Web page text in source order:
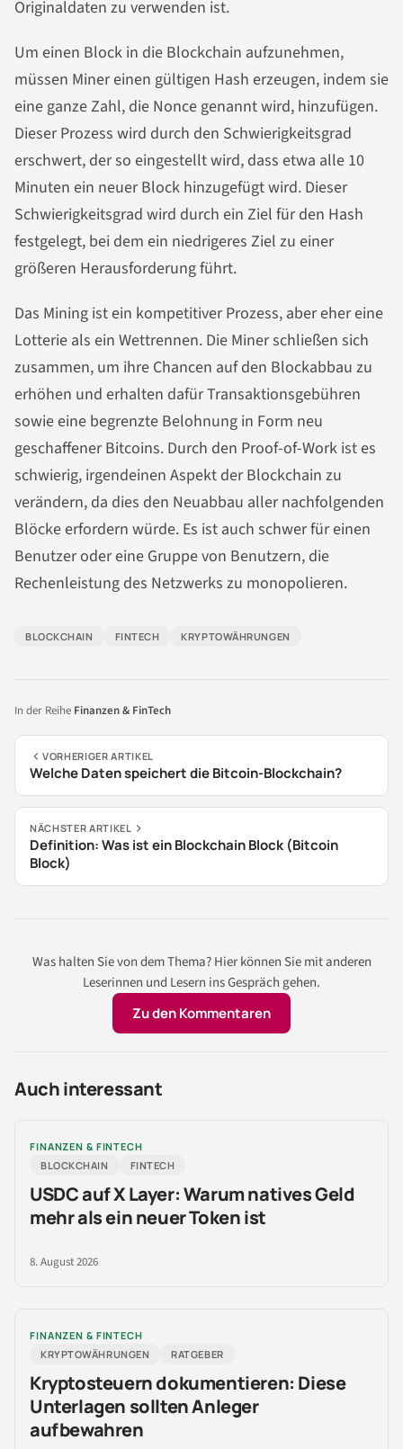
Originaldaten zu verwenden ist.
Um einen Block in die Blockchain aufzunehmen,
müssen Miner einen gültigen Hash erzeugen, indem sie
eine ganze Zahl, die Nonce genannt wird, hinzufügen.
Dieser Prozess wird durch den Schwierigkeitsgrad
erschwert, der so eingestellt wird, dass etwa alle 10
Minuten ein neuer Block hinzugefügt wird. Dieser
Schwierigkeitsgrad wird durch ein Ziel für den Hash
festgelegt, bei dem ein niedrigeres Ziel zu einer
größeren Herausforderung führt.
Das Mining ist ein kompetitiver Prozess, aber eher eine
Lotterie als ein Wettrennen. Die Miner schließen sich
zusammen, um ihre Chancen auf den Blockabbau zu
erhöhen und erhalten dafür Transaktionsgebühren
sowie eine begrenzte Belohnung in Form neu
geschaffener Bitcoins. Durch den Proof-of-Work ist es
schwierig, irgendeinen Aspekt der Blockchain zu
verändern, da dies den Neuabbau aller nachfolgenden
Blöcke erfordern würde. Es ist auch schwer für einen
Benutzer oder eine Gruppe von Benutzern, die
Rechenleistung des Netzwerks zu monopolieren.
BLOCKCHAIN FINTECH KRYPTOWÄHRUNGEN
In der Reihe Finanzen & FinTech
VORHERIGER ARTIKEL
Welche Daten speichert die Bitcoin-Blockchain?
NÄCHSTER ARTIKEL
Definition: Was ist ein Blockchain Block (Bitcoin
Block)
Was halten Sie von dem Thema? Hier können Sie mit anderen
Leserinnen und Lesern ins Gespräch gehen.
Zu den Kommentaren
Auch interessant
FINANZEN & FINTECH
BLOCKCHAIN
FINTECH
USDC auf X Layer: Warum natives Geld
mehr als ein neuer Token ist
8. August 2026
FINANZEN & FINTECH
KRYPTOWÄHRUNGEN
RATGEBER
Kryptosteuern dokumentieren: Diese
Unterlagen sollten Anleger
aufbewahren